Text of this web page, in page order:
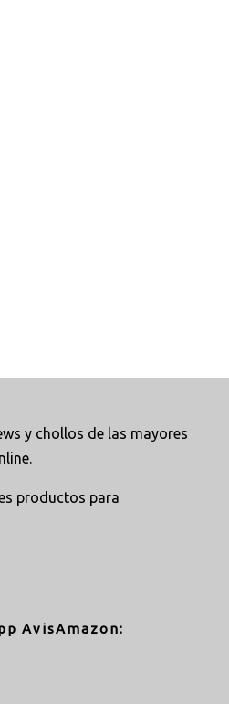
y chollos de las mayores
productos para
AvisAmazon: